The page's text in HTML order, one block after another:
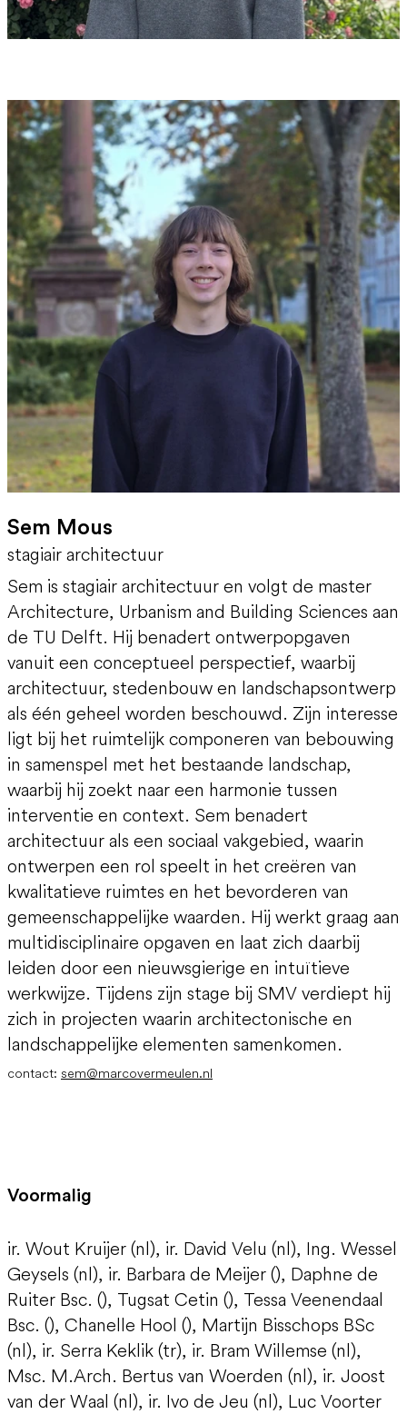
Sem Mous
stagiair architectuur
Sem is stagiair architectuur en volgt de master
Architecture, Urbanism and Building Sciences aan
de TU Delft. Hij benadert ontwerpopgaven
vanuit een conceptueel perspectief, waarbij
architectuur, stedenbouw en landschapsontwerp
als één geheel worden beschouwd. Zijn interesse
ligt bij het ruimtelijk componeren van bebouwing
in samenspel met het bestaande landschap,
waarbij hij zoekt naar een harmonie tussen
interventie en context. Sem benadert
architectuur als een sociaal vakgebied, waarin
ontwerpen een rol speelt in het creëren van
kwalitatieve ruimtes en het bevorderen van
gemeenschappelijke waarden. Hij werkt graag aan
multidisciplinaire opgaven en laat zich daarbij
leiden door een nieuwsgierige en intuïtieve
werkwijze. Tijdens zijn stage bij SMV verdiept hij
zich in projecten waarin architectonische en
landschappelijke elementen samenkomen.
contact: sem@marcovermeulen.nl
Voormalig
ir. Wout Kruijer (nl), ir. David Velu (nl), Ing. Wessel
Geysels (nl), ir. Barbara de Meijer (), Daphne de
Ruiter Bsc. (), Tugsat Cetin (), Tessa Veenendaal
Bsc. (), Chanelle Hool (), Martijn Bisschops BSc
(nl), ir. Serra Keklik (tr), ir. Bram Willemse (nl),
Msc. M.Arch. Bertus van Woerden (nl), ir. Joost
van der Waal (nl), ir. Ivo de Jeu (nl), Luc Voorter